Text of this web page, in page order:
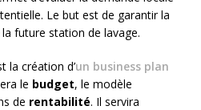
Le but est de garantir la
future station de lavage.
la création d’un business plan
le budget, le modèle
de rentabilité. Il servira